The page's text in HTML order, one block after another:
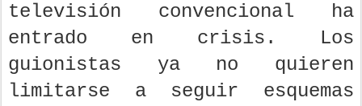
televisión convencional ha
entrado en crisis. Los
guionistas ya no quieren
limitarse a seguir esquemas